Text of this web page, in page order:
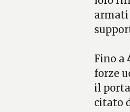
armati
Fino a
forze
il
citato